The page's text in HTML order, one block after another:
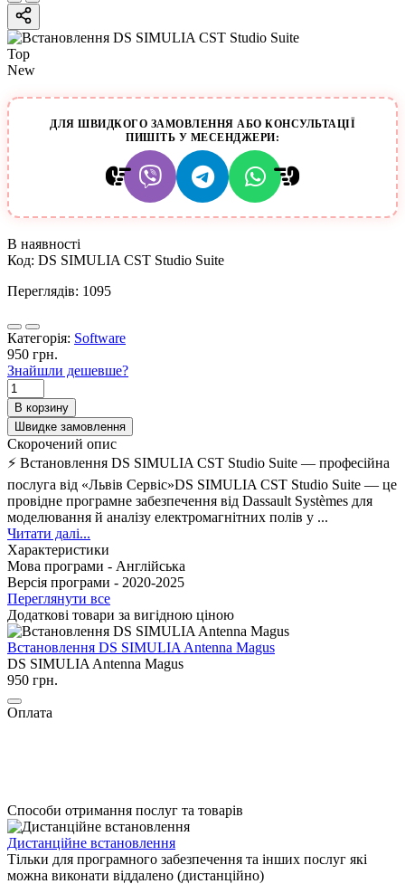
Top
New
ДЛЯ ШВИДКОГО ЗАМОВЛЕННЯ АБО КОНСУЛЬТАЦІЇ
ПИШІТЬ У МЕСЕНДЖЕРИ:
В наявності
Код: DS SIMULIA CST Studio Suite
Переглядів: 1095
Категорія: Software
950 грн.
Знайшли дешевше?
В корзину
Швидке замовлення
Скорочений опис
⚡ Встановлення DS SIMULIA CST Studio Suite — професійна
послуга від «Львів Сервіс»DS SIMULIA CST Studio Suite — це
провідне програмне забезпечення від Dassault Systèmes для
моделювання й аналізу електромагнітних полів у ...
Читати далі...
Характеристики
Мова програми - Англійська
Версія програми - 2020-2025
Переглянути все
Додаткові товари за вигідною ціною
Встановлення DS SIMULIA Antenna Magus
DS SIMULIA Antenna Magus
950 грн.
Оплата
Способи отримання послуг та товарів
Дистанційне встановлення
Тільки для програмного забезпечення та інших послуг які
можна виконати віддалено (дистанційно)